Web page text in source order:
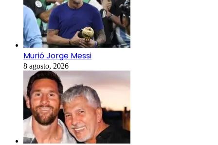
Murió Jorge Messi
8 agosto, 2026